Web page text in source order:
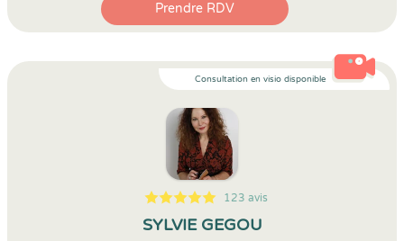
Prendre RDV
Consultation en visio disponible
5
1
5
123 123 avis
SYLVIE GEGOU